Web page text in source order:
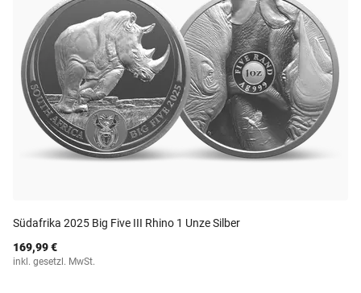
Südafrika 2025 Big Five III Rhino 1 Unze Silber
169,99 €
inkl. gesetzl. MwSt.